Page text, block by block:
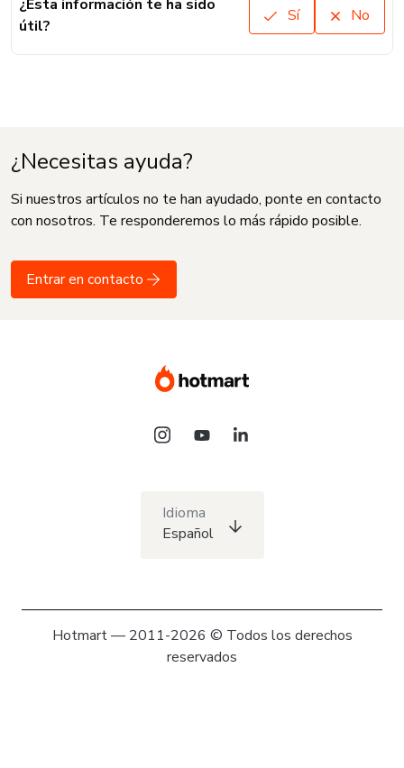
¿Esta información te ha sido
útil?
Sí No
¿Necesitas ayuda?
Si nuestros artículos no te han ayudado, ponte en contacto
con nosotros. Te responderemos lo más rápido posible.
Entrar en contacto
Idioma
Español
Hotmart — 2011-2026 © Todos los derechos
reservados